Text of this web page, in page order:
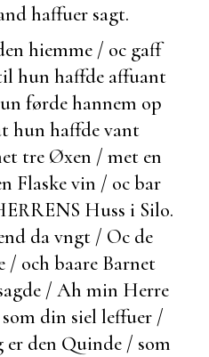
haffuer sagt.
hiemme / oc gaff
hun haffde affuant
førde hannem op
hun haffde vant
tre Øxen / met en
Flaske vin / oc bar
Huss i Silo.
da vngt / Oc de
/ och baare Barnet
/ Ah min Herre
som din siel leffuer /
er den Quinde / som